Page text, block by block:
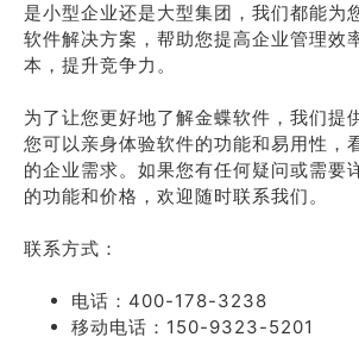
是小型企业还是大型集团，我们都能为
软件解决方案，帮助您提高企业管理效
本，提升竞争力。
为了让您更好地了解金蝶软件，我们提
您可以亲身体验软件的功能和易用性，
的企业需求。如果您有任何疑问或需要
的功能和价格，欢迎随时联系我们。
联系方式：
电话：400-178-3238
移动电话：150-9323-5201